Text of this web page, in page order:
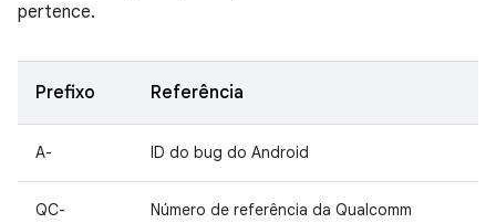
pertence.
Prefixo Referência
A- ID do bug do Android
QC- Número de referência da Qualcomm